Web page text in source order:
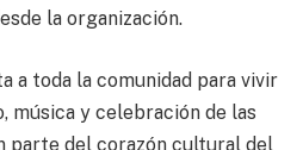
la organización.
a toda la comunidad para vivir
música y celebración de las
parte del corazón cultural del